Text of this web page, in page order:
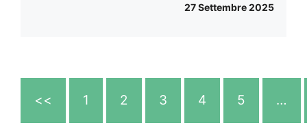
27 Settembre 2025
<< 1 2 3 4 5 …